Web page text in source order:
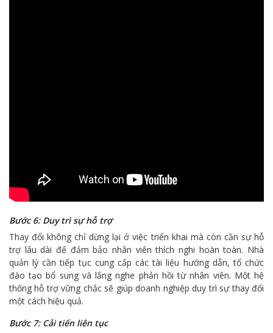
Bước 6: Duy trì sự hỗ trợ
Thay đổi không chỉ dừng lại ở việc triển khai mà còn cần sự hỗ
trợ lâu dài để đảm bảo nhân viên thích nghi hoàn toàn. Nhà
quản lý cần tiếp tục cung cấp các tài liệu hướng dẫn, tổ chức
đào tạo bổ sung và lắng nghe phản hồi từ nhân viên. Một hệ
thống hỗ trợ vững chắc sẽ giúp doanh nghiệp duy trì sự thay đổi
một cách hiệu quả.
Bước 7: Cải tiến liên tục